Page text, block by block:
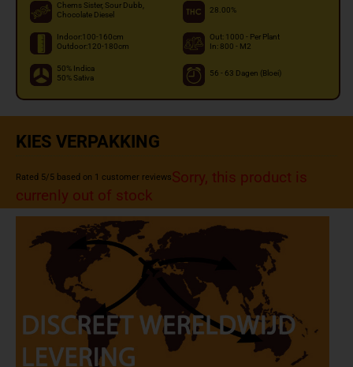
Chems Sister, Sour Dubb,
Chocolate Diesel
28.00%
Indoor:100-160cm
Outdoor:120-180cm
Out: 1000 - Per Plant
In: 800 - M2
50% Indica
50% Sativa
56 - 63 Dagen (Bloei)
KIES VERPAKKING
Rated 5/5 based on 1 customer reviewsSorry, this product is
currenly out of stock